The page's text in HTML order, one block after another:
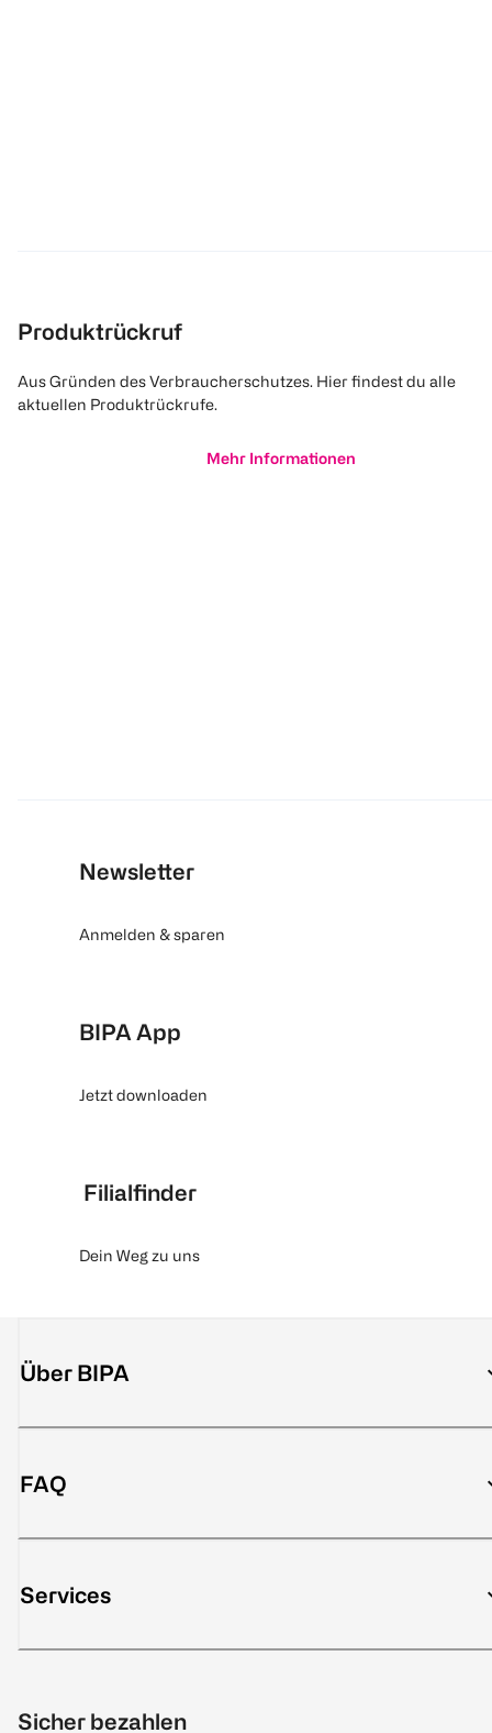
Produktrückruf
Aus Gründen des Verbraucherschutzes. Hier findest du alle
aktuellen Produktrückrufe.
Mehr Informationen
Newsletter
Anmelden & sparen
BIPA App
Jetzt downloaden
Filialfinder
Dein Weg zu uns
Über BIPA
FAQ
Services
Sicher bezahlen